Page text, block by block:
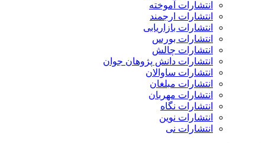
انتشارات آموخته
انتشارات ارجمند
انتشارات بازاریابی
انتشارات بورس
انتشارات چالش
انتشارات دانش پژوهان جوان
انتشارات ساوالان
انتشارات مبلغان
انتشارات مهربان
انتشارات نگاه
انتشارات نوین
انتشارات نی